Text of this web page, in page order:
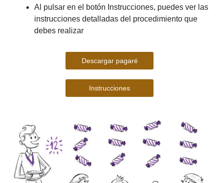
Al pulsar en el botón Instrucciones, puedes ver las
instrucciones detalladas del procedimiento que
debes realizar
Descargar pagaré
Instrucciones